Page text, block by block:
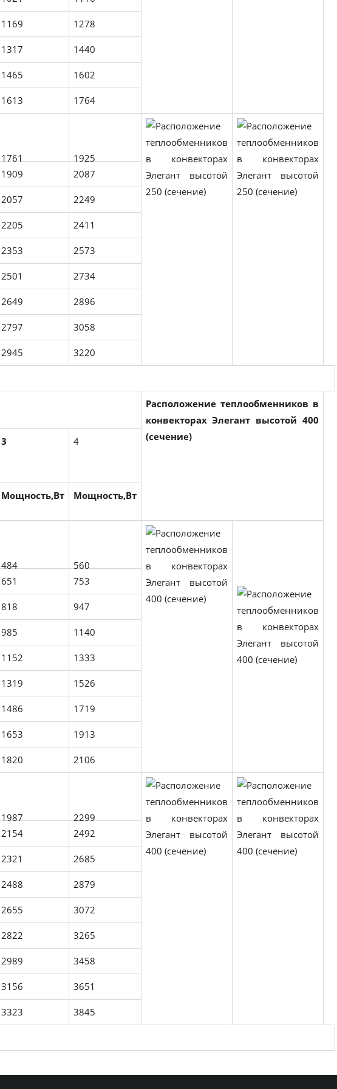
1169 1278
1317 1440
1465 1602
1613 1764
1761
1925
1909 2087
2057 2249
2205 2411
2353 2573
2501 2734
2649 2896
2797 3058
2945 3220
Расположение теплообменников в
конвекторах Элегант высотой 400
(сечение)
3 4
Мощность,Вт Мощность,Вт
484
560
651 753
818 947
985 1140
1152 1333
1319 1526
1486 1719
1653 1913
1820 2106
1987
2299
2154 2492
2321 2685
2488 2879
2655 3072
2822 3265
2989 3458
3156 3651
3323 3845